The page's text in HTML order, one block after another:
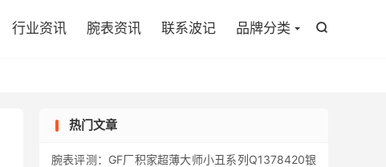

行业资讯 腕表资讯 联系波记 品牌分类
热门文章
腕表评测：GF厂积家超薄大师小丑系列Q1378420银